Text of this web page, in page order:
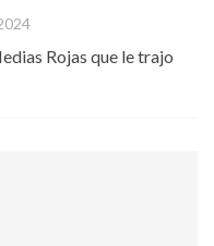
Rojas que le trajo